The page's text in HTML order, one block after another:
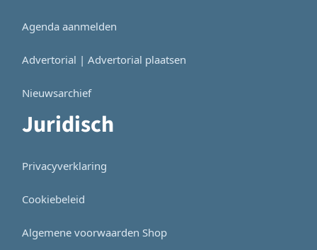
Agenda aanmelden
Advertorial | Advertorial plaatsen
Nieuwsarchief
Juridisch
Privacyverklaring
Cookiebeleid
Algemene voorwaarden Shop